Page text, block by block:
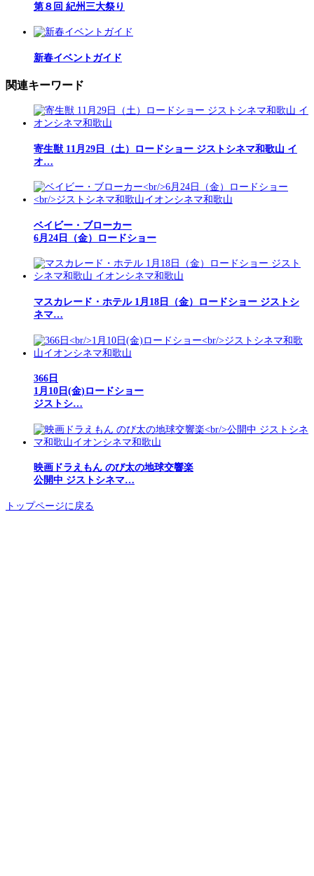
第８回 紀州三大祭り
新春イベントガイド
関連キーワード
寄生獣 11月29日（土）ロードショー ジストシネマ和歌山 イ
オ…
ベイビー・ブローカー
6月24日（金）ロードショー
マスカレード・ホテル 1月18日（金）ロードショー ジストシ
ネマ…
366日
1月10日(金)ロードショー
ジストシ…
映画ドラえもん のび太の地球交響楽
公開中 ジストシネマ…
トップページに戻る